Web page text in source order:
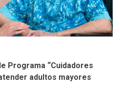
Programa “Cuidadores
adultos mayores